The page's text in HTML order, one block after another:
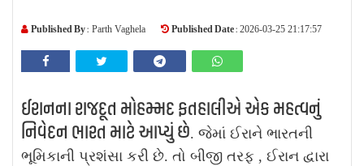
Published By : Parth Vaghela Published Date : 2026-03-25 21:17:57
ઈરાનના રાજદૂત મોહમ્મદ ફતહાલીએ એક મહત્વનું
નિવેદન ભારત માટે આપ્યું છે. જેમાં ઈરાને ભારતની
ભૂમિકાની પ્રશંસા કરી છે. તો બીજી તરફ , ઈરાન દ્વારા